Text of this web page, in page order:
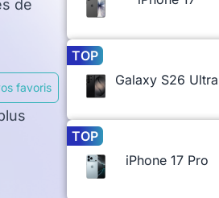
de
favoris
TOP
Galaxy S26 Ultra
TOP
iPhone 17 Pro